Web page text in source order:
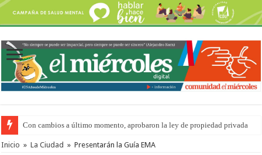
Con cambios a último momento, aprobaron la ley de propiedad privada
Inicio » La Ciudad » Presentarán la Guía EMA